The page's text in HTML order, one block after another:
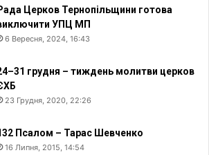
Церков Тернопільщини готова
УПЦ МП
6 Вересня, 2024, 16:43
грудня – тиждень молитви церков
23 Грудня, 2020, 22:26
Псалом – Тарас Шевченко
16 Липня, 2015, 14:54